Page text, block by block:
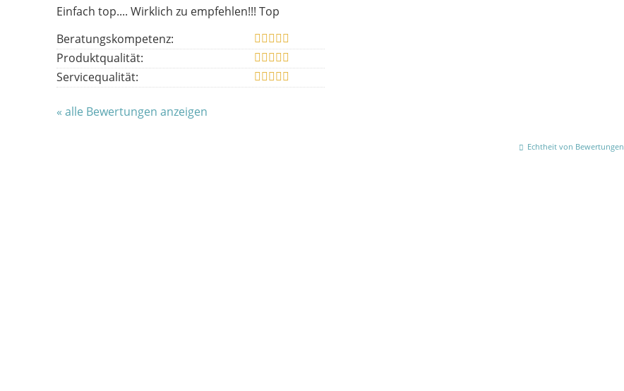
Einfach top.... Wirklich zu empfehlen!!! Top
Beratungskompetenz:
Produktqualität:
Servicequalität:
« alle Bewertungen anzeigen
Echtheit von Bewertungen